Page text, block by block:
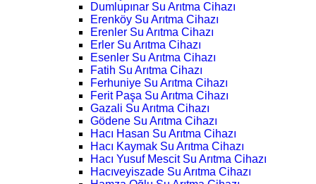
Dumlupınar Su Arıtma Cihazı
Erenköy Su Arıtma Cihazı
Erenler Su Arıtma Cihazı
Erler Su Arıtma Cihazı
Esenler Su Arıtma Cihazı
Fatih Su Arıtma Cihazı
Ferhuniye Su Arıtma Cihazı
Ferit Paşa Su Arıtma Cihazı
Gazali Su Arıtma Cihazı
Gödene Su Arıtma Cihazı
Hacı Hasan Su Arıtma Cihazı
Hacı Kaymak Su Arıtma Cihazı
Hacı Yusuf Mescit Su Arıtma Cihazı
Hacıveyiszade Su Arıtma Cihazı